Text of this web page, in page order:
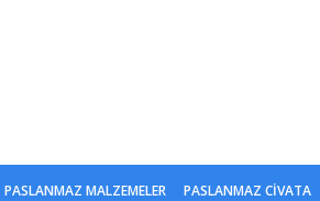
PASLANMAZ MALZEMELER PASLANMAZ CİVATA